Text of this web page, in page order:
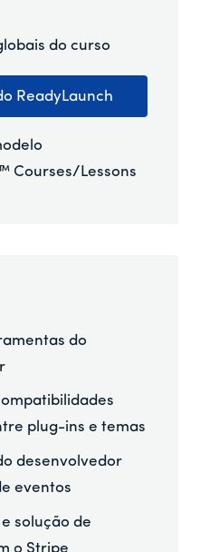
do curso
ReadyLaunch
Courses/Lessons
do
plug-ins e temas
desenvolvedor
eventos
solução de
o Stripe